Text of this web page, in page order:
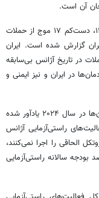
آن است.
طبق این سند، از ۲۳ خرداد ۱۴۰۴ تا ۱۵ فروردین ۱۴۰۵، دست‌کم ۱۷ موج از حملات
گزارش شده است. ایران
در تاریخ آژانس بی‌سابقه
در ایران و نیز ایمنی و
هیات ایران در ادامه با استناد به گزارش اجرای پادمان‌ها در سال ۲۰۲۴ یادآور شده
حملات، بیش از ۷۲ درصد فعالیت‌های راستی‌آزمایی آژانس
الحاقی را اجرا نمی‌کنند،
انجام می‌شد. همچنین بیش از ۵۶ درصد بودجه سالانه راستی‌آزمایی